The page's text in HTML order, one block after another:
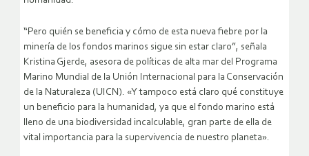
“Pero quién se beneficia y cómo de esta nueva fiebre por la
minería de los fondos marinos sigue sin estar claro”, señala
Kristina Gjerde, asesora de políticas de alta mar del Programa
Marino Mundial de la Unión Internacional para la Conservación
de la Naturaleza (UICN). «Y tampoco está claro qué constituye
un beneficio para la humanidad, ya que el fondo marino está
lleno de una biodiversidad incalculable, gran parte de ella de
vital importancia para la supervivencia de nuestro planeta».